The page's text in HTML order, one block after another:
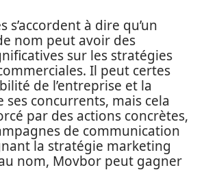
s’accordent à dire qu’un
nom peut avoir des
sur les stratégies
Il peut certes
de l’entreprise et la
ses concurrents, mais cela
par des actions concrètes,
de communication
la stratégie marketing
nom, Movbor peut gagner